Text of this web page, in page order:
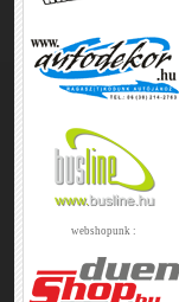
webshopunk :